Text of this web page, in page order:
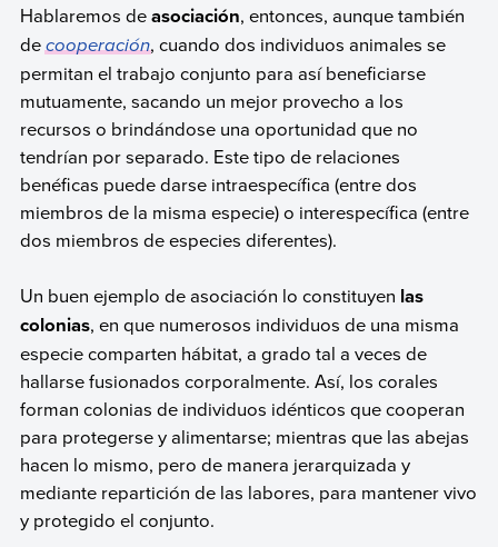
Hablaremos deasociación, entonces, aunque también
decooperación, cuando dos individuos animales se
permitan el trabajo conjunto para así beneficiarse
mutuamente, sacando un mejor provecho a los
recursos o brindándose una oportunidad que no
tendrían por separado. Este tipo de relaciones
benéficas puede darse intraespecífica (entre dos
miembros de la misma especie) o interespecífica (entre
dos miembros de especies diferentes).
Un buen ejemplo de asociación lo constituyen las
colonias, en que numerosos individuos de una misma
especie comparten hábitat, a grado tal a veces de
hallarse fusionados corporalmente. Así, los corales
forman colonias de individuos idénticos que cooperan
para protegerse y alimentarse; mientras que las abejas
hacen lo mismo, pero de manera jerarquizada y
mediante repartición de las labores, para mantener vivo
y protegido el conjunto.